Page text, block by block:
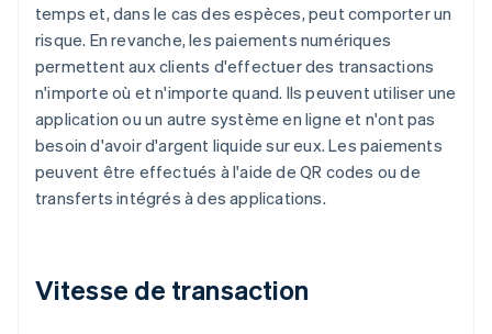
temps et, dans le cas des espèces, peut comporter un
risque. En revanche, les paiements numériques
permettent aux clients d'effectuer des transactions
n'importe où et n'importe quand. Ils peuvent utiliser une
application ou un autre système en ligne et n'ont pas
besoin d'avoir d'argent liquide sur eux. Les paiements
peuvent être effectués à l'aide de QR codes ou de
transferts intégrés à des applications.
Vitesse de transaction